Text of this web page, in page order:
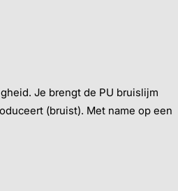
Je brengt de PU bruislijm
(bruist). Met name op een